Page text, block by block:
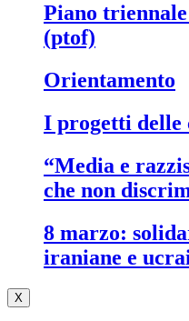
piano triennale offerta formativa
(ptof)
orientamento
i progetti delle
“media e razzismo”: l’informazione
che non
8 marzo: solidarietà alle donne
iraniane e
X